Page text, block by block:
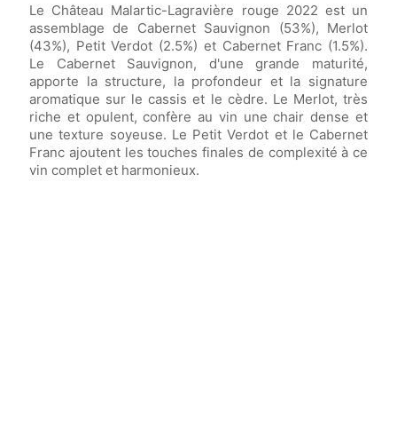
Le Château Malartic-Lagravière rouge 2022 est un
assemblage de Cabernet Sauvignon (53%), Merlot
(43%), Petit Verdot (2.5%) et Cabernet Franc (1.5%).
Le Cabernet Sauvignon, d'une grande maturité,
apporte la structure, la profondeur et la signature
aromatique sur le cassis et le cèdre. Le Merlot, très
riche et opulent, confère au vin une chair dense et
une texture soyeuse. Le Petit Verdot et le Cabernet
Franc ajoutent les touches finales de complexité à ce
vin complet et harmonieux.